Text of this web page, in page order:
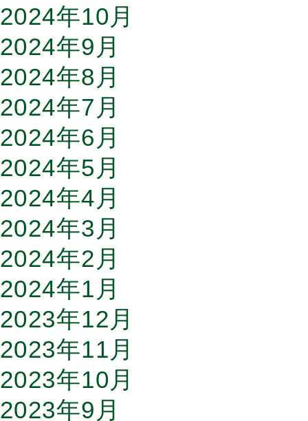
2024年10月
2024年9月
2024年8月
2024年7月
2024年6月
2024年5月
2024年4月
2024年3月
2024年2月
2024年1月
2023年12月
2023年11月
2023年10月
2023年9月